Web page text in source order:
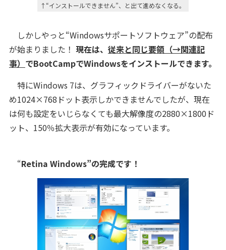
↑“インストールできません”、と出て進めなくなる。
しかしやっと“Windowsサポートソフトウェア”の配布
が始まりました！ 現在は、 従来と同じ要領（→関連記
事） でBootCampでWindowsをインストールできます。
特にWindows 7は、グラフィックドライバーがないた
め1024×768ドット表示しかできませんでしたが、現在
は何も設定をいじらなくても最大解像度の2880×1800ド
ット、150％拡大表示が有効になっています。
“Retina Windows”の完成です！